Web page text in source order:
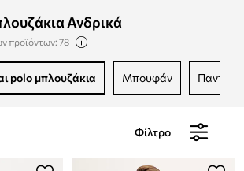
Ανδρικά
προϊόντων: 78
polo μπλουζάκια μπουφάν
Φίλτρο